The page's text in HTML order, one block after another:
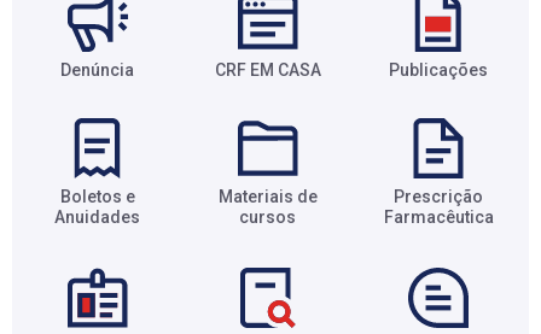
Denúncia CRF EM CASA Publicações
Boletos e
Anuidades​
Materiais de
cursos​
Prescrição
Farmacêutica​